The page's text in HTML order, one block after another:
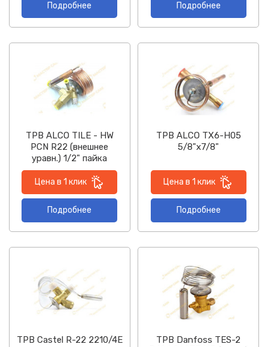
Подробнее Подробнее
ТРВ ALCO TILE - HW
PCN R22 (внешнее
уравн.) 1/2" пайка
Цена в 1 клик
Подробнее
ТРВ ALCO TX6-H05
5/8"x7/8"
Цена в 1 клик
Подробнее
ТРВ Castel R-22 2210/4E
ТРВ Danfoss TES-2